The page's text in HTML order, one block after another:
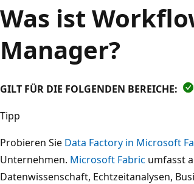
Was ist
Manager?
GILT FÜR DIE FOLGENDEN BEREICHE:
Tipp
Probieren Sie Data Factory in Microsoft
Unternehmen. Microsoft Fabric umfasst
Datenwissenschaft, Echtzeitanalysen,